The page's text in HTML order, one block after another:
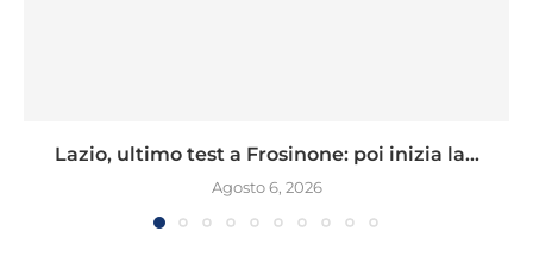
Lazio, ultimo test a Frosinone: poi inizia la...
Agosto 6, 2026